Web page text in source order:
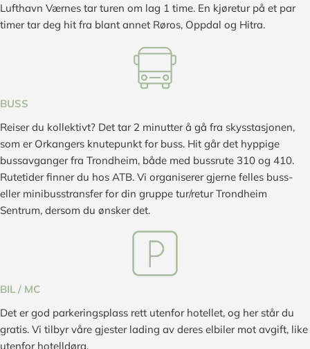
Lufthavn Værnes tar turen om lag 1 time. En kjøretur på et par
timer tar deg hit fra blant annet Røros, Oppdal og Hitra.
BUSS
Reiser du kollektivt? Det tar 2 minutter å gå fra skysstasjonen,
som er Orkangers knutepunkt for buss. Hit går det hyppige
bussavganger fra Trondheim, både med bussrute 310 og 410.
Rutetider finner du hos ATB. Vi organiserer gjerne felles buss-
eller minibusstransfer for din gruppe tur/retur Trondheim
Sentrum, dersom du ønsker det.
BIL / MC
Det er god parkeringsplass rett utenfor hotellet, og her står du
gratis. Vi tilbyr våre gjester lading av deres elbiler mot avgift, like
utenfor hotelldøra.